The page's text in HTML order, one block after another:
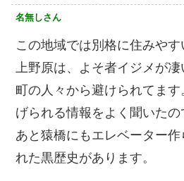
名無しさん
この地域では別格に住みや
上野原は、よそ者イジメが
町の人々から避けられてま
げられる情報をよく聞いたの
あと猿橋にもエレベーター
れた黒歴史があります。